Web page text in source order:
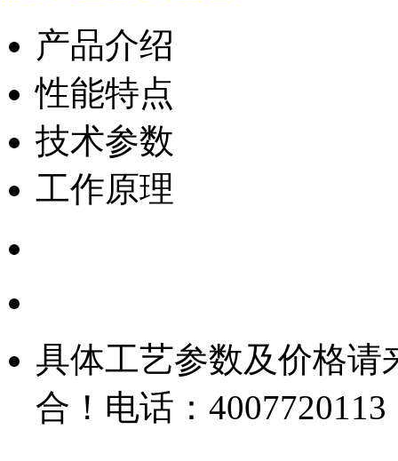
产品介绍
性能特点
技术参数
工作原理
具体工艺参数及价格请
合！电话：4007720113